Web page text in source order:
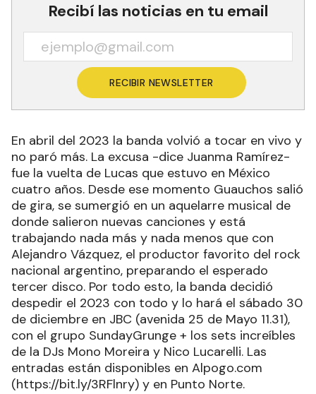
Recibí las noticias en tu email
RECIBIR NEWSLETTER
En abril del 2023 la banda volvió a tocar en vivo y
no paró más. La excusa -dice Juanma Ramírez-
fue la vuelta de Lucas que estuvo en México
cuatro años. Desde ese momento Guauchos salió
de gira, se sumergió en un aquelarre musical de
donde salieron nuevas canciones y está
trabajando nada más y nada menos que con
Alejandro Vázquez, el productor favorito del rock
nacional argentino, preparando el esperado
tercer disco. Por todo esto, la banda decidió
despedir el 2023 con todo y lo hará el sábado 30
de diciembre en JBC (avenida 25 de Mayo 11.31),
con el grupo SundayGrunge + los sets increíbles
de la DJs Mono Moreira y Nico Lucarelli. Las
entradas están disponibles en Alpogo.com
(https://bit.ly/3RFlnry) y en Punto Norte.